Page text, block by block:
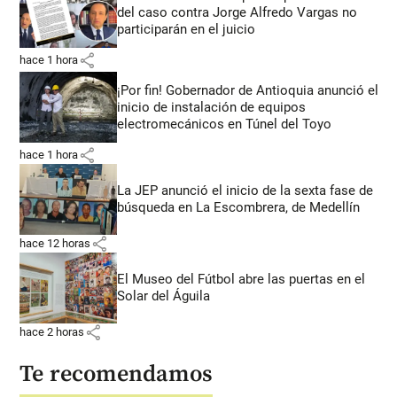
del caso contra Jorge Alfredo Vargas no
participarán en el juicio
hace 1 hora share
¡Por fin! Gobernador de Antioquia anunció el
inicio de instalación de equipos
electromecánicos en Túnel del Toyo
hace 1 hora share
La JEP anunció el inicio de la sexta fase de
búsqueda en La Escombrera, de Medellín
hace 12 horas share
El Museo del Fútbol abre las puertas en el
Solar del Águila
hace 2 horas share
Te recomendamos